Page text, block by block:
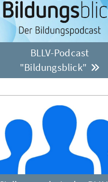
BLLV-Podcast
"Bildungsblick"